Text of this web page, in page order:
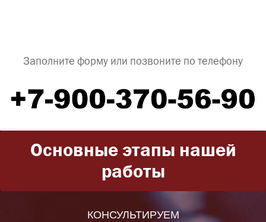
Заполните форму или позвоните по телефону
Основные этапы нашей
работы
КОНСУЛЬТИРУЕМ